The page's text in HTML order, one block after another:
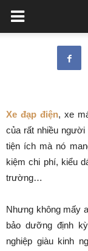
Xe đạp điện, xe
của rất nhiều người
tiện ích mà nó
kiệm chi phí, kiểu
trường…
Nhưng không mấy
bảo dưỡng định
nghiệp giàu kinh